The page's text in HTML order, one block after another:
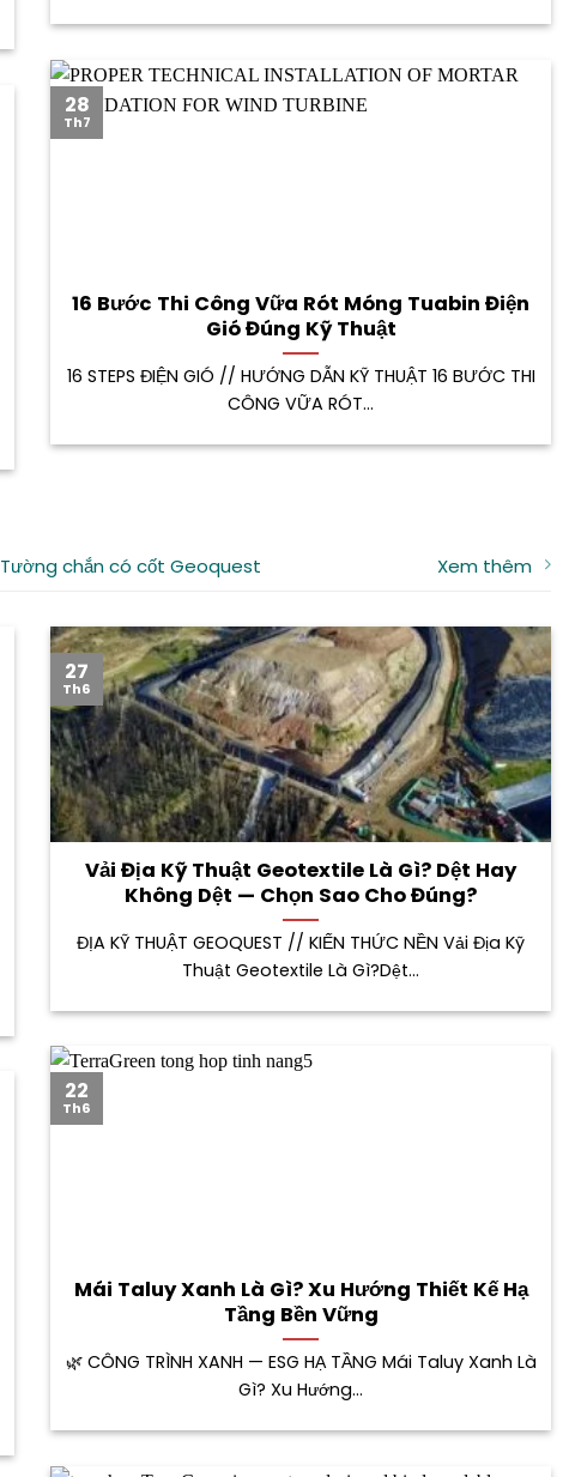
16 Bước Thi Công Vữa Rót Móng Tuabin Điện
Gió Đúng Kỹ Thuật
16 STEPS ĐIỆN GIÓ // HƯỚNG DẪN KỸ THUẬT 16 BƯỚC THI
CÔNG VỮA RÓT...
28
Th7
Tường chắn có cốt Geoquest Xem thêm
Vải Địa Kỹ Thuật Geotextile Là Gì? Dệt Hay
Không Dệt — Chọn Sao Cho Đúng?
ĐỊA KỸ THUẬT GEOQUEST // KIẾN THỨC NỀN Vải Địa Kỹ
Thuật Geotextile Là Gì?Dệt...
27
Th6
Mái Taluy Xanh Là Gì? Xu Hướng Thiết Kế Hạ
Tầng Bền Vững
🌿 CÔNG TRÌNH XANH — ESG HẠ TẦNG Mái Taluy Xanh Là
Gì? Xu Hướng...
22
Th6